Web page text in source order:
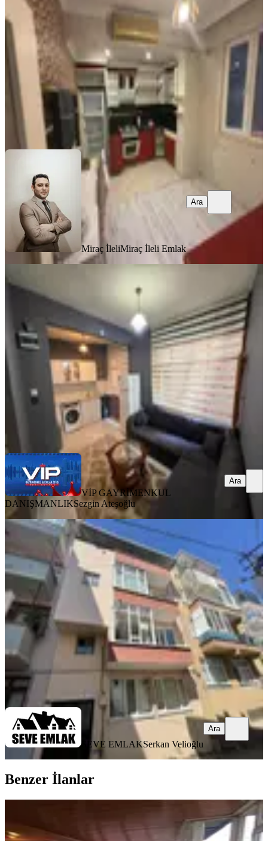
Ortahisar, Cumhuriyet Mahallesi
110 m²·2. Kat· 02.08.2026
18.500 ₺
Miraç İleli Miraç İleli Emlak
Miraç İleliMiraç İleli Emlak
Ara
Vip Gayrimenkul'den Meydan'da 1+1
Ortahisar, Cumhuriyet Mahallesi
1+1·70 m² 2. Kat ·29.07.2026
18.000 ₺
VİP GAYRİMENKUL DANIŞMANLIKSezgin Ateşoğlu
VİP GAYRİMENKUL
DANIŞMANLIKSezgin Ateşoğlu
Ara
MANZARALI
İnenü Mahallesinde Kiralık Temiz 2+1
Daire
Ortahisar, Cumhuriyet Mahallesi
· 115 m²·2. Kat 02.07.2026
18.500 ₺
SEVE EMLAKSerkan Velioğlu
Ara
SEVE EMLAKSerkan Velioğlu
Ara
Benzer İlanlar
Ev Sahibinden 2+1 Odalı (125 M2)
Doğalgazlı Merkeze Yakın Daire